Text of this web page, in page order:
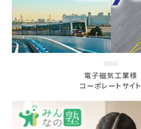
電子磁気工業様
コーポレートサイト